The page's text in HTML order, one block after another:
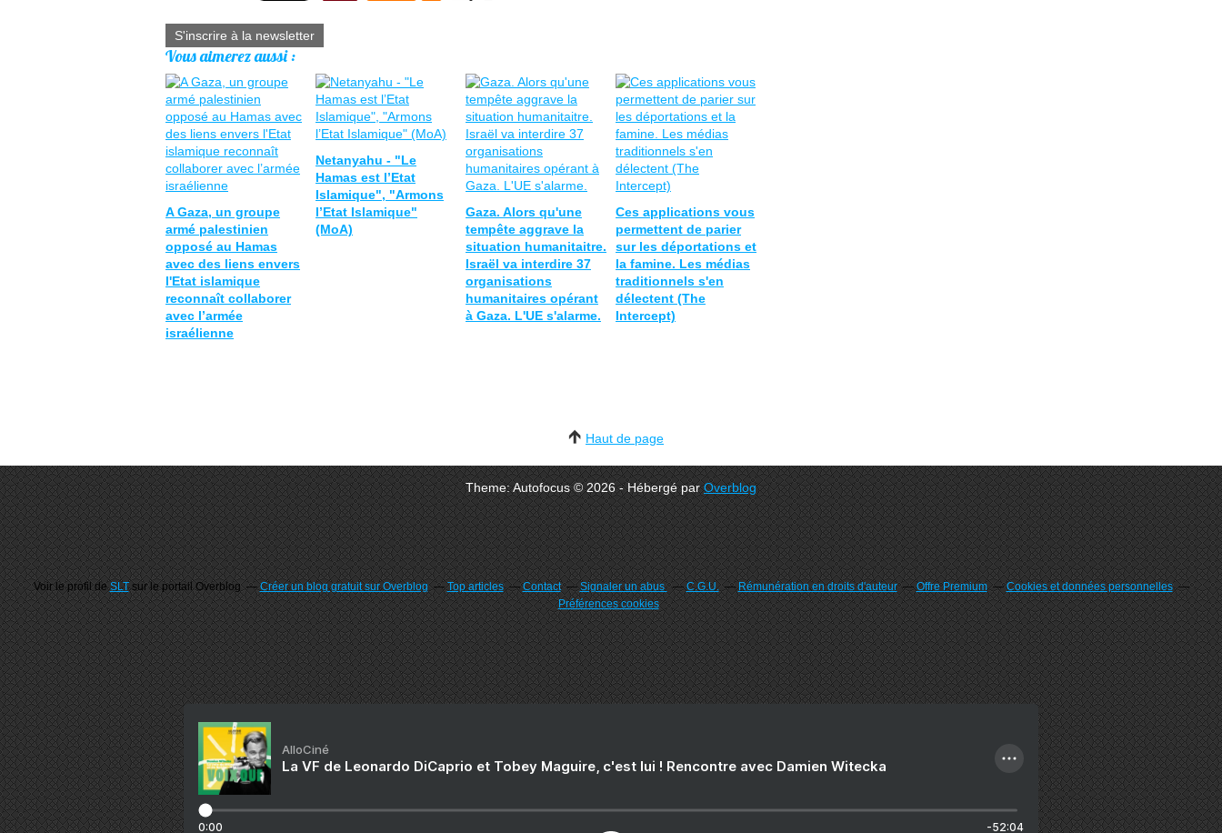
S'inscrire à la newsletter
Vous aimerez aussi :
A Gaza, un groupe
armé palestinien
opposé au Hamas
avec des liens envers
l'Etat islamique
reconnaît collaborer
avec l’armée
israélienne
Netanyahu - "Le
Hamas est l’Etat
Islamique", "Armons
l’Etat Islamique"
(MoA)
Gaza. Alors qu'une
tempête aggrave la
situation humanitaitre.
Israël va interdire 37
organisations
humanitaires opérant
à Gaza. L'UE s'alarme.
Ces applications vous
permettent de parier
sur les déportations et
la famine. Les médias
traditionnels s'en
délectent (The
Intercept)
Haut de page
Theme: Autofocus © 2026 - Hébergé parOverblog
Voir le profil deSLTsur le portail Overblog Créer un blog gratuit sur Overblog Top articles Contact Signaler un abus C.G.U. Rémunération en droits d'auteur Offre Premium
Cookies et données personnelles
Préférences cookies
AlloCiné
La VF de Leonardo DiCaprio et Tobey Maguire, c'est lui ! Rencontre avec Damien Witecka
0:00 -52:04